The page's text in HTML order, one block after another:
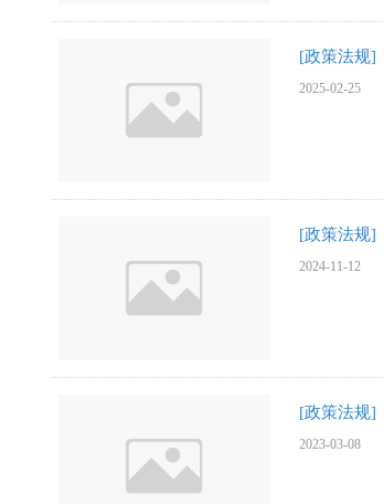
[政策法规]
2025-02-25
[政策法规]
2024-11-12
[政策法规]
2023-03-08